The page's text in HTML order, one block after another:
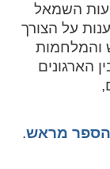
font_download
קישורים
השמאל
על הצורך
והמלחמות
הארגונים
הספר מראש.